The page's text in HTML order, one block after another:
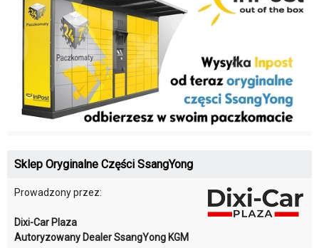
Sklep Oryginalne Części SsangYong
Prowadzony przez:
Dixi-Car Plaza
Autoryzowany Dealer SsangYong KGM